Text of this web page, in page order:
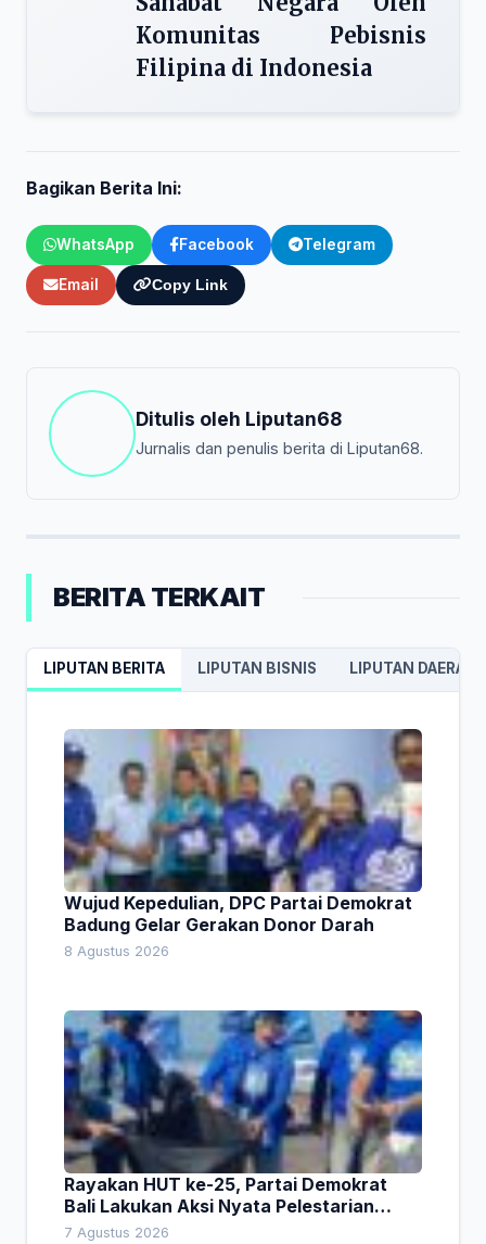
Komunitas Pebisnis
Filipina di Indonesia
Bagikan Berita Ini:
WhatsApp Facebook Telegram
Email Copy Link
Ditulis oleh Liputan68
Jurnalis dan penulis berita di Liputan68.
BERITA TERKAIT
LIPUTAN BERITA LIPUTAN BISNIS LIPUTAN DAERAH
Wujud Kepedulian, DPC Partai Demokrat
Badung Gelar Gerakan Donor Darah
8 Agustus 2026
Rayakan HUT ke-25, Partai Demokrat
Bali Lakukan Aksi Nyata Pelestarian
Lingkungan
7 Agustus 2026